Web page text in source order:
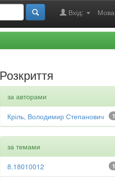
Мова
Вхід:
Розкриття
за авторами
1
Кріль, Володимир Степанович
за темами
1
8.18010012